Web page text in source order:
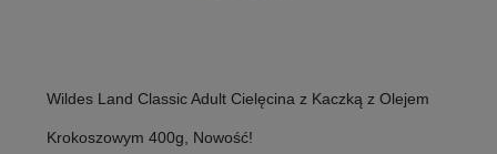
Wildes Land Classic Adult Cielęcina z Kaczką z Olejem
Krokoszowym 400g, Nowość!